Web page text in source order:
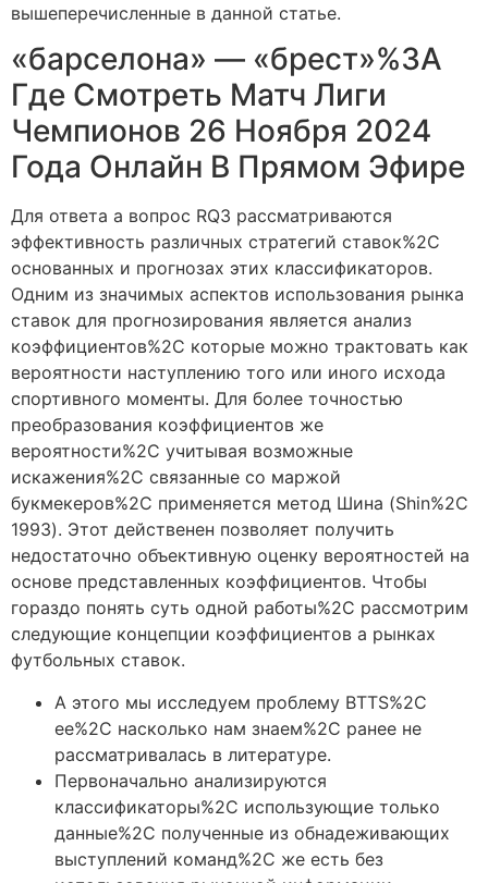
вышеперечисленные в данной статье.
«барселона» — «брест»%3A
Где Смотреть Матч Лиги
Чемпионов 26 Ноября 2024
Года Онлайн В Прямом Эфире
Для ответа а вопрос RQ3 рассматриваются
эффективность различных стратегий ставок%2C
основанных и прогнозах этих классификаторов.
Одним из значимых аспектов использования рынка
ставок для прогнозирования является анализ
коэффициентов%2C которые можно трактовать как
вероятности наступлению того или иного исхода
спортивного моменты. Для более точностью
преобразования коэффициентов же
вероятности%2C учитывая возможные
искажения%2C связанные со маржой
букмекеров%2C применяется метод Шина (Shin%2C
1993). Этот действенен позволяет получить
недостаточно объективную оценку вероятностей на
основе представленных коэффициентов. Чтобы
гораздо понять суть одной работы%2C рассмотрим
следующие концепции коэффициентов а рынках
футбольных ставок.
А этого мы исследуем проблему BTTS%2C
ее%2C насколько нам знаем%2C ранее не
рассматривалась в литературе.
Первоначально анализируются
классификаторы%2C использующие только
данные%2C полученные из обнадеживающих
выступлений команд%2C же есть без